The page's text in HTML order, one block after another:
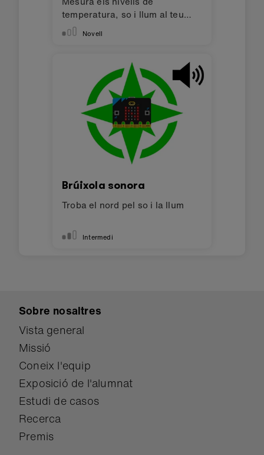
temperatura, so i llum al teu
voltantNovell
Brúixola sonora
Troba el nord pel so i la llum
Intermedi
Sobre nosaltres
Vista general
Missió
Coneix l'equip
Exposició de l'alumnat
Estudi de casos
Recerca
Premis